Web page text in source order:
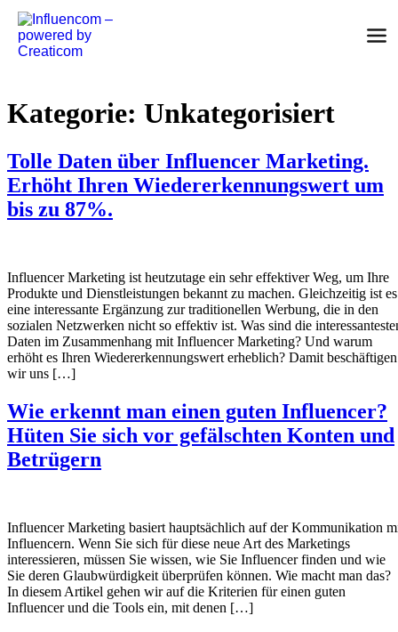
Zum
Inhalt
springen
Kategorie: Unkategorisiert
Tolle Daten über Influencer Marketing.
Erhöht Ihren Wiedererkennungswert um
bis zu 87%.
Influencer Marketing ist heutzutage ein sehr effektiver Weg, um Ihre
Produkte und Dienstleistungen bekannt zu machen. Gleichzeitig ist es
eine interessante Ergänzung zur traditionellen Werbung, die in den
sozialen Netzwerken nicht so effektiv ist. Was sind die
Daten im Zusammenhang mit Influencer Marketing? Und warum
erhöht es Ihren Wiedererkennungswert erheblich? Damit beschäftigen
wir uns […]
Wie erkennt man einen guten Influencer?
Hüten Sie sich vor gefälschten Konten und
Betrügern
Influencer Marketing basiert hauptsächlich auf der Kommunikation
Influencern. Wenn Sie sich für diese neue Art des Marketings
interessieren, müssen Sie wissen, wie Sie Influencer finden und wie
Sie deren Glaubwürdigkeit überprüfen können. Wie macht man das?
In diesem Artikel gehen wir auf die Kriterien für einen guten
Influencer und die Tools ein, mit denen […]